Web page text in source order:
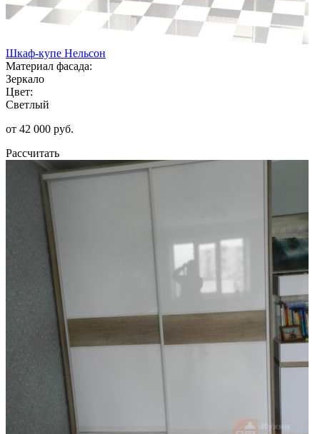
Шкаф-купе Нельсон
Материал фасада:
Зеркало
Цвет:
Светлый
от 42 000 руб.
Рассчитать